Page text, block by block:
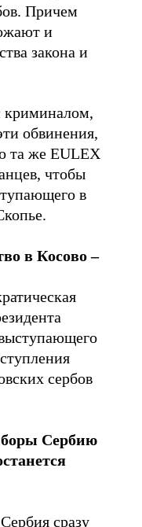
Причем
и
закона и
криминалом,
обвинения,
та же EULEX
чтобы
в
в Косово –
сербов
Сербию
сразу